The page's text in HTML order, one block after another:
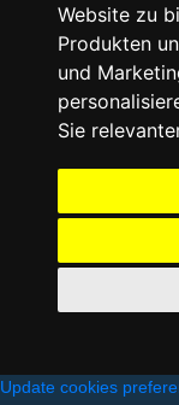
Website zu
Produkten
und
Sie
Update cookies